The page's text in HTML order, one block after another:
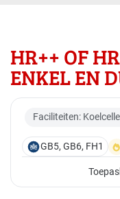
HR++ OF
ENKEL EN
Faciliteiten:
GB5, GB6, FH1